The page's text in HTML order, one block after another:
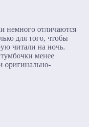
немного отличаются
для того, чтобы
читали на ночь.
менее
оригинально-